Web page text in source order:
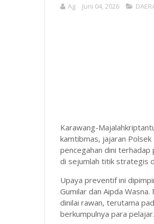
Ag Juni 04, 2026
Karawang-
kamtibmas, jajaran
pencegahan dini terhadap
di sejumlah titik strategis
Upaya preventif ini
Gumilar dan Aipda
dinilai rawan, terutama
berkumpulnya para pelajar.